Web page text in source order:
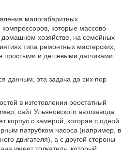
малогабаритных
которые массово
домашнем хозяйстве, на семейных
типа ремонтных мастерских,
простыми и дешевыми датчиками
данным, эта задача до сих пор
в изготовлении реостатный
сайт Ульяновского автозавода
корпус с камерой, которая с одной
патрубком насоса (например, в
двигателя), а с другой стороны